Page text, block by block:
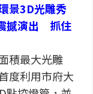
景3D光雕秀
撼演出 抓住
積最大光雕
度利用市府大